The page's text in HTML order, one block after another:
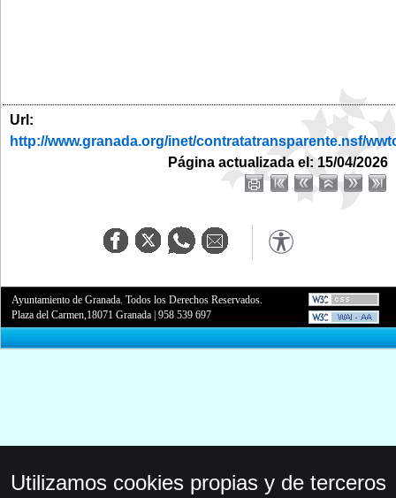
Url:
http://www.granada.org/inet/contratatransparente.nsf/
Página actualizada el: 15/04/2026
Ayuntamiento de Granada. Todos los Derechos Reservados.
Plaza del Carmen,18071 Granada |958 539 697
Utilizamos cookies propias y de terceros